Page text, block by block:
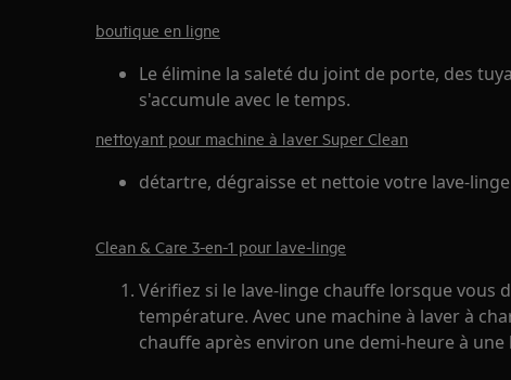
boutique en ligne
Le élimine la saleté du joint de porte, des
s'accumule avec le temps.
nettoyant pour machine à laver Super Clean
détartre, dégraisse et nettoie votre lave-linge
Clean & Care 3-en-1 pour lave-linge
Vérifiez si le lave-linge chauffe lorsque vous
température. Avec une machine à laver à
chauffe après environ une demi-heure à une